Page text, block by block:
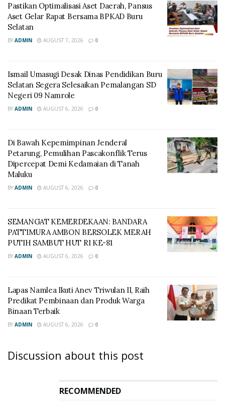
Pastikan Optimalisasi Aset Daerah, Pansus
Aset Gelar Rapat Bersama BPKAD Buru
Selatan
BY ADMIN AUGUST 7, 2026 0
Ismail Umasugi Desak Dinas Pendidikan Buru
Selatan Segera Selesaikan Pemalangan SD
Negeri 09 Namrole
BY ADMIN AUGUST 6, 2026 0
Di Bawah Kepemimpinan Jenderal
Petarung, Pemulihan Pascakonflik Terus
Dipercepat Demi Kedamaian di Tanah
Maluku
BY ADMIN AUGUST 6, 2026 0
SEMANGAT KEMERDEKAAN: BANDARA
PATTIMURA AMBON BERSOLEK MERAH
PUTIH SAMBUT HUT RI KE-81
BY ADMIN AUGUST 6, 2026 0
Lapas Namlea Ikuti Anev Triwulan II, Raih
Predikat Pembinaan dan Produk Warga
Binaan Terbaik
BY ADMIN AUGUST 6, 2026 0
Discussion about this post
RECOMMENDED